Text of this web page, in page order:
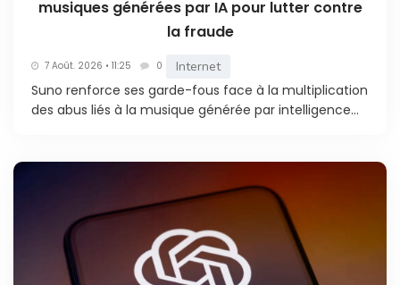
musiques générées par IA pour lutter contre
la fraude
7 Août. 2026 • 11:25 0 Internet
Suno renforce ses garde-fous face à la multiplication
des abus liés à la musique générée par intelligence...